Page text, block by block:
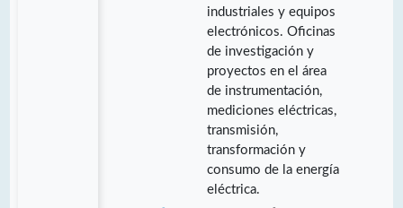
industriales y equipos
electrónicos. Oficinas
de investigación y
proyectos en el área
de instrumentación,
mediciones eléctricas,
transmisión,
transformación y
consumo de la energía
eléctrica.